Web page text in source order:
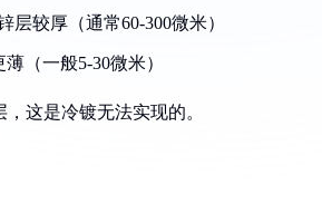
较厚（通常60-300微米）
（一般5-30微米）
这是冷镀无法实现的。